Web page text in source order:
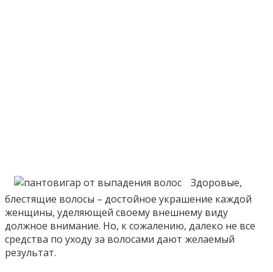
Здоровые,
блестящие волосы – достойное украшение каждой
женщины, уделяющей своему внешнему виду
должное внимание. Но, к сожалению, далеко не все
средства по уходу за волосами дают желаемый
результат.